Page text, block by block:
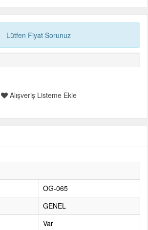
Lütfen Fiyat Sorunuz
Alışveriş Listeme Ekle
OG-065
GENEL
Var